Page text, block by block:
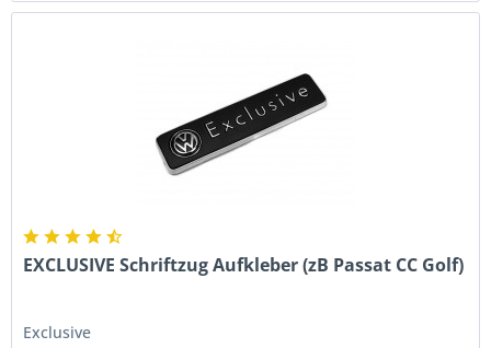
EXCLUSIVE Schriftzug Aufkleber (zB Passat CC Golf)
Exclusive